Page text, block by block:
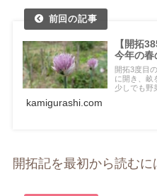
【開拓
今年の春
開拓3度目
に開き、畝
少しでも野
kamigurashi.com
開拓記を最初から読むに